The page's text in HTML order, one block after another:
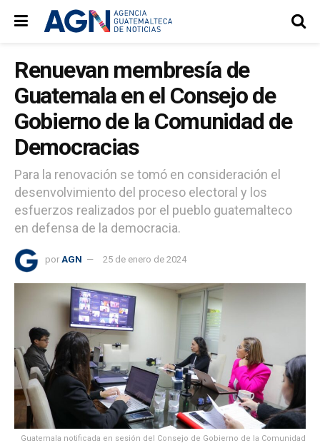
Renuevan membresía de
Guatemala en el Consejo de
Gobierno de la Comunidad de
Democracias
Para la renovación se tomó en consideración el
desenvolvimiento del proceso electoral y los
esfuerzos realizados por el pueblo guatemalteco
en defensa de la democracia.
por AGN 25 de enero de 2024
Guatemala notificada en sesión del Consejo de Gobierno de la Comunidad